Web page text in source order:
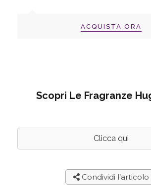
ACQUISTA ORA
Scopri Le Fragranze
Clicca qui
Condividi l’articolo